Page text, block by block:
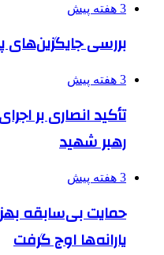
3 هفته پیش
بررسی جایگزین‌های
3 هفته پیش
تأکید انصاری بر
رهبر شهید
3 هفته پیش
حمایت بی‌سابقه
یارانه‌ها اوج گرفت